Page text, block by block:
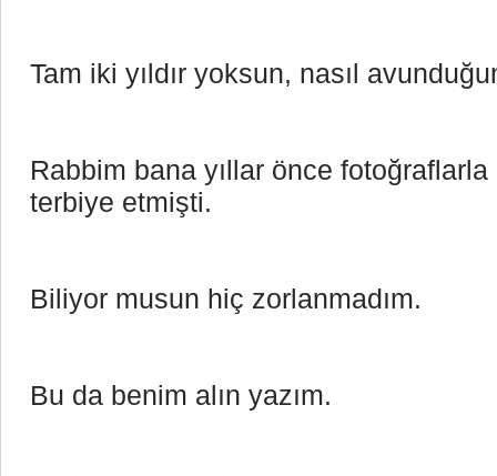
Tam iki yıldır yoksun, nasıl
Rabbim bana yıllar önce fotoğraflarla
terbiye etmişti.
Biliyor musun hiç zorlanmadım.
Bu da benim alın yazım.